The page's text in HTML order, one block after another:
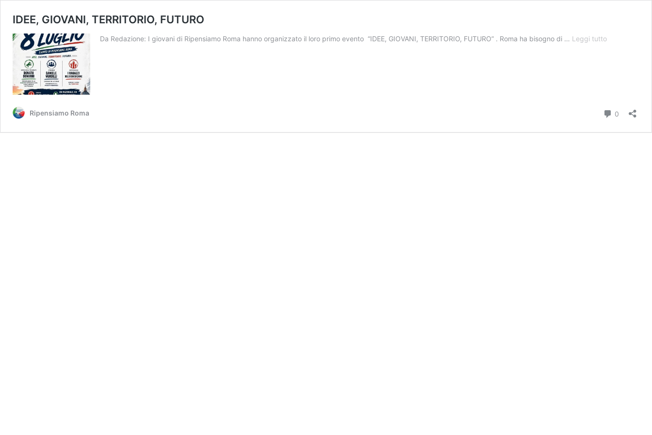
IDEE, GIOVANI, TERRITORIO, FUTURO
Da Redazione: I giovani di Ripensiamo Roma hanno organizzato il loro primo evento “IDEE, GIOVANI, TERRITORIO, FUTURO” . Roma ha bisogno di … Leggi tuttoIDEE,
Ripensiamo Roma 0 Commenti